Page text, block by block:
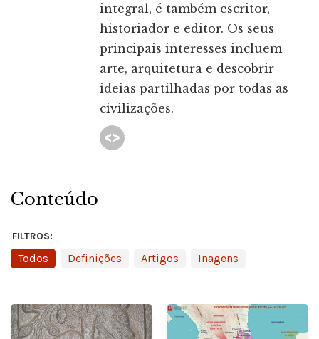
integral, é também escritor,
historiador e editor. Os seus
principais interesses incluem
arte, arquitetura e descobrir
ideias partilhadas por todas as
civilizações.
Conteúdo
FILTROS:
Todos Definições Artigos Inagens